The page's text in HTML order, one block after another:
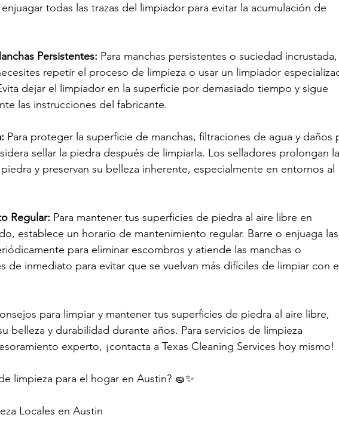
todas las trazas del limpiador para evitar la acumulación de
Persistentes: Para manchas persistentes o suciedad incrustada,
repetir el proceso de limpieza o usar un limpiador
dejar el limpiador en la superficie por demasiado tiempo y sigue
las instrucciones del fabricante.
Para proteger la superficie de manchas, filtraciones de agua y daños
sellar la piedra después de limpiarla. Los selladores prolongan la
y preservan su belleza inherente, especialmente en entornos al
Regular: Para mantener tus superficies de piedra al aire libre en
establece un horario de mantenimiento regular. Barre o enjuaga las
para eliminar escombros y atiende las manchas o
de inmediato para evitar que se vuelvan más difíciles de limpiar con el
para limpiar y mantener tus superficies de piedra al aire libre,
belleza y durabilidad durante años. Para servicios de limpieza
experto, ¡contacta a Texas Cleaning Services hoy mismo!
limpieza para el hogar en Austin? 🧽✨
Locales en Austin